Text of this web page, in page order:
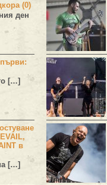
(0)
ден
[…]
в
[…]